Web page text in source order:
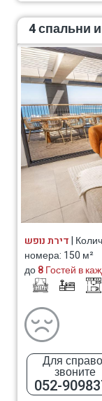
4 спальни
דירת נופש|
номера: 150 м²
до8 Гостей в
Для
звоните
052-